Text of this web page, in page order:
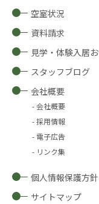
空室状況
資料請求
見学・体験入居
スタッフブログ
会社概要
会社概要
採用情報
電子広告
リンク集
個人情報保護方針
サイトマップ